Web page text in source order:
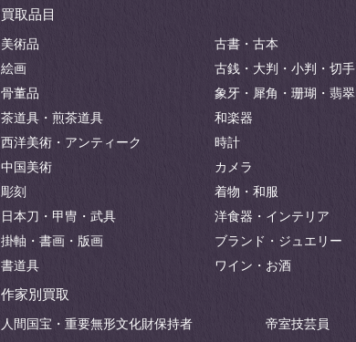
買取品目
美術品
絵画
骨董品
茶道具・煎茶道具
西洋美術・アンティーク
中国美術
彫刻
日本刀・甲冑・武具
掛軸・書画・版画
書道具
古書・古本
古銭・大判・小判・切手
象牙・犀角・珊瑚・翡翠
和楽器
時計
カメラ
着物・和服
洋食器・インテリア
ブランド・ジュエリー
ワイン・お酒
作家別買取
人間国宝・重要無形文化財保持者
帝室技芸員